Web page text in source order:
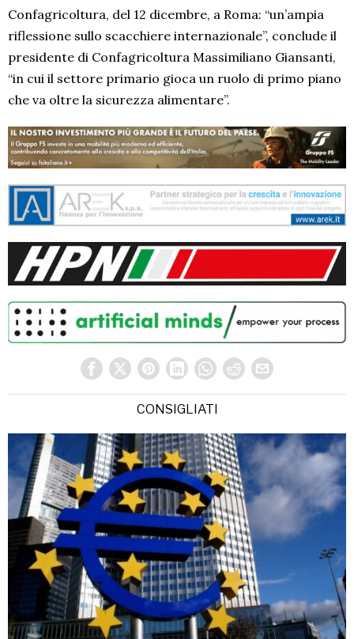
Confagricoltura, del 12 dicembre, a Roma: “un’ampia
riflessione sullo scacchiere internazionale”, conclude il
presidente di Confagricoltura Massimiliano Giansanti,
“in cui il settore primario gioca un ruolo di primo piano
che va oltre la sicurezza alimentare”.
CONSIGLIATI